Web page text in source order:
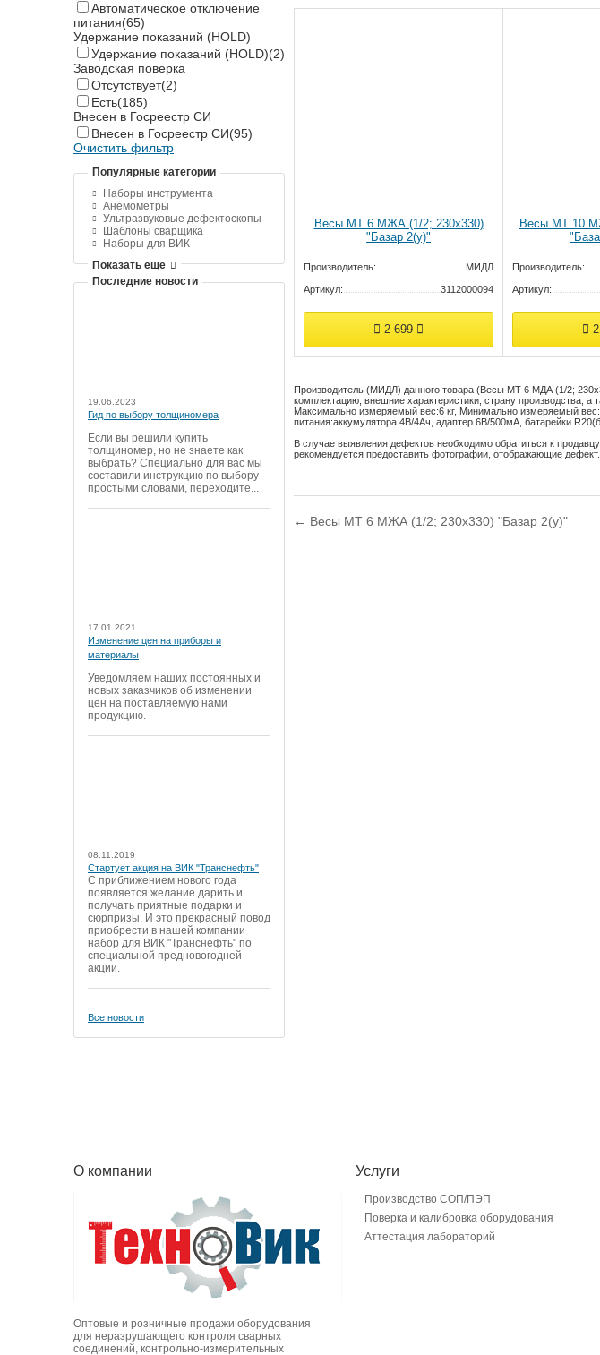
Автоматическое отключение
питания(65)
Удержание показаний (HOLD)
Удержание показаний (HOLD)(2)
Заводская поверка
Отсутствует(2)
Есть(185)
Внесен в Госреестр СИ
Внесен в Госреестр СИ(95)
Очистить фильтр
Популярные категории
Наборы инструмента
Анемометры
Ультразвуковые дефектоскопы
Шаблоны сварщика
Наборы для ВИК
Показать еще
Последние новости
19.06.2023
Гид по выбору толщиномера
Если вы решили купить
толщиномер, но не знаете как
выбрать? Специально для вас мы
составили инструкцию по выбору
простыми словами, переходите...
17.01.2021
Изменение цен на приборы и
материалы
Уведомляем наших постоянных и
новых заказчиков об изменении
цен на поставляемую нами
продукцию.
08.11.2019
Стартует акция на ВИК "Транснефть"
С приближением нового года
появляется желание дарить и
получать приятные подарки и
сюрпризы. И это прекрасный повод
приобрести в нашей компании
набор для ВИК "Транснефть" по
специальной предновогодней
акции.
Все новости
Весы МТ 6 МЖА (1/2; 230х330)
"Базар 2(у)"
Производитель: МИДЛ
Артикул: 3112000094
2 699
Весы МТ 10
Производитель:
Артикул:
Производитель (МИДЛ) данного товара (Весы МТ 6 МДА (1/2;
комплектацию, внешние характеристики, страну производства, а
Максимально измеряемый вес:6 кг, Минимально измеряемый вес:
питания:аккумулятора 4В/4Ач, адаптер 6В/500мА, батарейки
В случае выявления дефектов необходимо обратиться к
рекомендуется предоставить фотографии, отображающие дефект.
← Весы МТ 6 МЖА (1/2; 230х330) "Базар 2(у)"
О компании
Оптовые и розничные продажи оборудования
для неразрушающего контроля сварных
соединений, контрольно-измерительных
Услуги
Производство СОП/ПЭП
Поверка и калибровка оборудования
Аттестация лабораторий